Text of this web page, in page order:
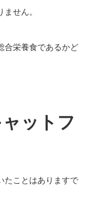
せん。
合栄養食であるかど
ットフ
たことはありますで